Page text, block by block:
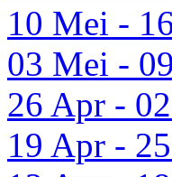
10 Mei -
03 Mei -
26 Apr -
19 Apr -